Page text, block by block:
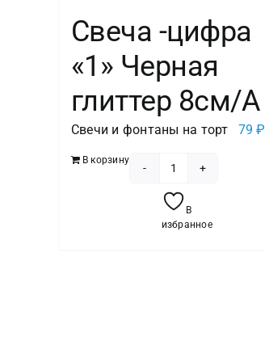
Свеча -цифра
«1» Черная
глиттер 8см/A
Свечи и фонтаны на торт 79₽
В корзину
товара
Свеча
В
избранное